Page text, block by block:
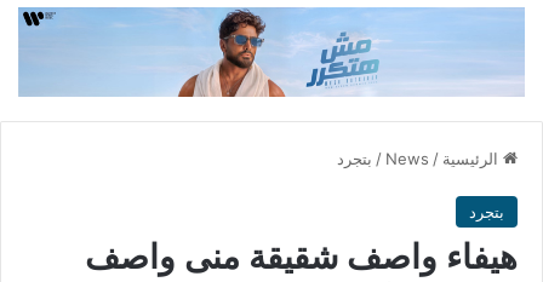
الرئيسية /
News
/ بتجرد
بتجرد
هيفاء واصف شقيقة منى واصف